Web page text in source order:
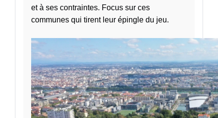
et à ses contraintes. Focus sur ces
communes qui tirent leur épingle du jeu.